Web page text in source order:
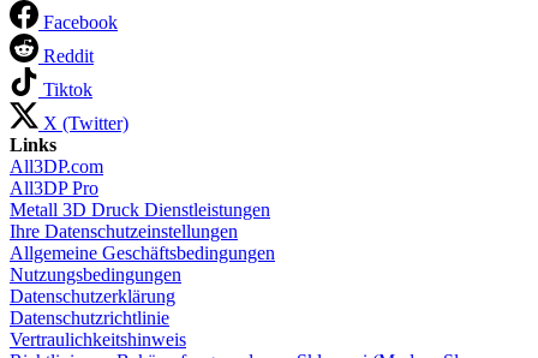
Facebook
Reddit
Tiktok
X (Twitter)
Links
All3DP.com
All3DP Pro
Metall 3D Druck Dienstleistungen
Ihre Datenschutzeinstellungen
Allgemeine Geschäftsbedingungen
Nutzungsbedingungen
Datenschutzerklärung
Datenschutzrichtlinie
Vertraulichkeitshinweis